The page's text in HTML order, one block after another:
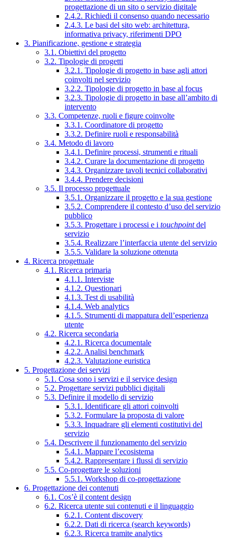
progettazione di un sito o servizio digitale
2.4.2. Richiedi il consenso quando necessario
2.4.3. Le basi del sito web: architettura,
informativa privacy, riferimenti DPO
3. Pianificazione, gestione e strategia
3.1. Obiettivi del progetto
3.2. Tipologie di progetti
3.2.1. Tipologie di progetto in base agli attori
coinvolti nel servizio
3.2.2. Tipologie di progetto in base al focus
3.2.3. Tipologie di progetto in base all’ambito di
intervento
3.3. Competenze, ruoli e figure coinvolte
3.3.1. Coordinatore di progetto
3.3.2. Definire ruoli e responsabilità
3.4. Metodo di lavoro
3.4.1. Definire processi, strumenti e rituali
3.4.2. Curare la documentazione di progetto
3.4.3. Organizzare tavoli tecnici collaborativi
3.4.4. Prendere decisioni
3.5. Il processo progettuale
3.5.1. Organizzare il progetto e la sua gestione
3.5.2. Comprendere il contesto d’uso del servizio
pubblico
3.5.3. Progettare i processi e i touchpointdel
servizio
3.5.4. Realizzare l’interfaccia utente del servizio
3.5.5. Validare la soluzione ottenuta
4. Ricerca progettuale
4.1. Ricerca primaria
4.1.1. Interviste
4.1.2. Questionari
4.1.3. Test di usabilità
4.1.4. Web analytics
4.1.5. Strumenti di mappatura dell’esperienza
utente
4.2. Ricerca secondaria
4.2.1. Ricerca documentale
4.2.2. Analisi benchmark
4.2.3. Valutazione euristica
5. Progettazione dei servizi
5.1. Cosa sono i servizi e il service design
5.2. Progettare servizi pubblici digitali
5.3. Definire il modello di servizio
5.3.1. Identificare gli attori coinvolti
5.3.2. Formulare la proposta di valore
5.3.3. Inquadrare gli elementi costitutivi del
servizio
5.4. Descrivere il funzionamento del servizio
5.4.1. Mappare l’ecosistema
5.4.2. Rappresentare i flussi di servizio
5.5. Co-progettare le soluzioni
5.5.1. Workshop di co-progettazione
6. Progettazione dei contenuti
6.1. Cos’è il content design
6.2. Ricerca utente sui contenuti e il linguaggio
6.2.1. Content discovery
6.2.2. Dati di ricerca (search keywords)
6.2.3. Ricerca tramite analytics